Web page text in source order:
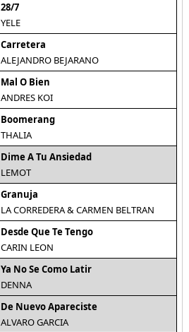
28/7
YELE
Carretera
ALEJANDRO BEJARANO
Mal O Bien
ANDRES KOI
Boomerang
THALIA
Dime A Tu Ansiedad
LEMOT
Granuja
LA CORREDERA & CARMEN BELTRAN
Desde Que Te Tengo
CARIN LEON
Ya No Se Como Latir
DENNA
De Nuevo Apareciste
ALVARO GARCIA